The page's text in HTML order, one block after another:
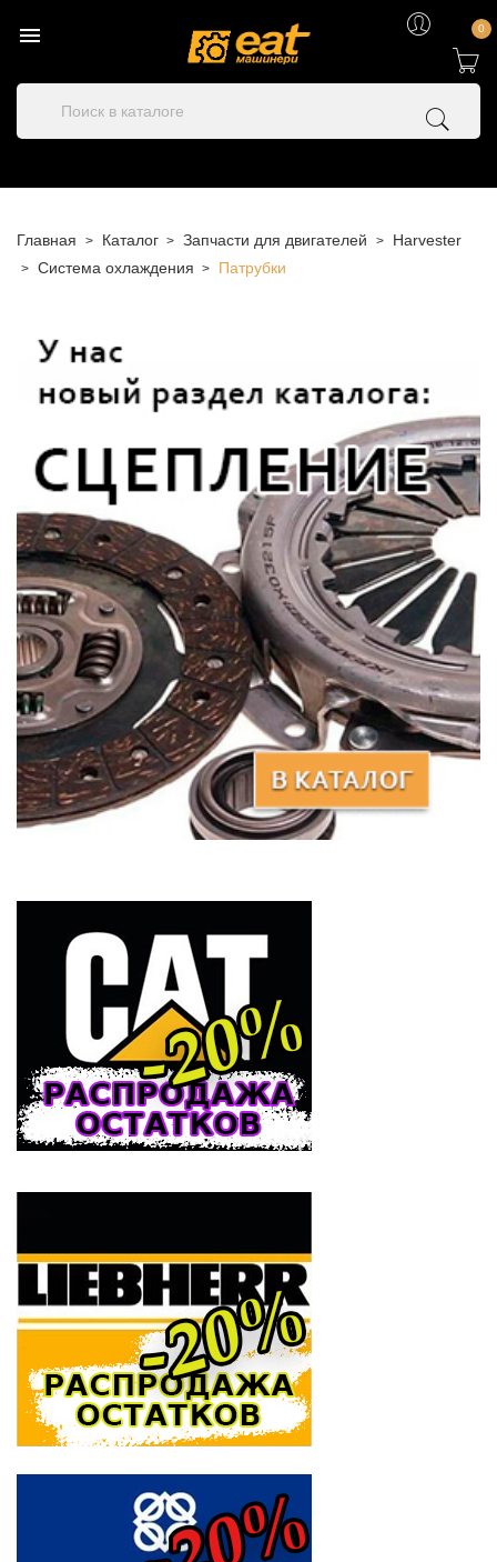
 0
Главная Каталог Запчасти для двигателей
Harvester
Система охлаждения
Патрубки